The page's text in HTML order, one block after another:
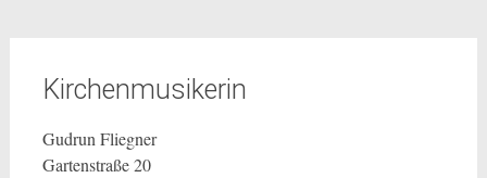
Kirchenmusikerin
Gudrun Fliegner
Gartenstraße 20